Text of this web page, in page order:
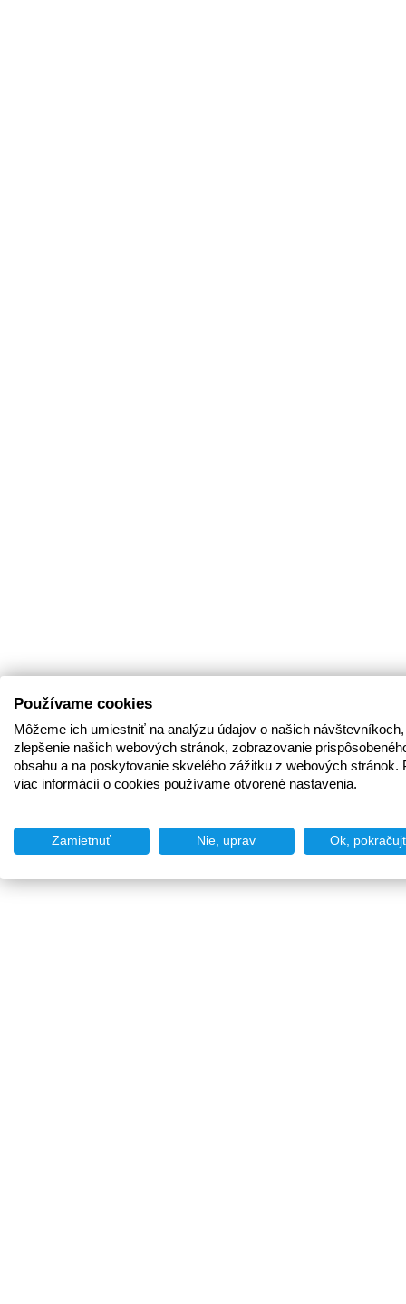
Používame cookies
Môžeme ich umiestniť na analýzu údajov o našich
zlepšenie našich webových stránok, zobrazovanie
obsahu a na poskytovanie skvelého zážitku z webových stránok.
viac informácií o cookies používame otvorené nastavenia.
Zamietnuť Nie, uprav Ok,